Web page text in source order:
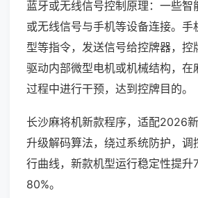
蓝牙或无线信号控制原理：一些智
或无线信号与手机等设备连接。手
型等指令，发送信号给控牌器，控
驱动内部微型电机或机械结构，在
过程中进行干预，达到控牌目的。
长沙麻将机新款程序，适配2026新
升级解码算法，绕过系统防护，调
行曲线，新款机型运行稳定性提升
80%。